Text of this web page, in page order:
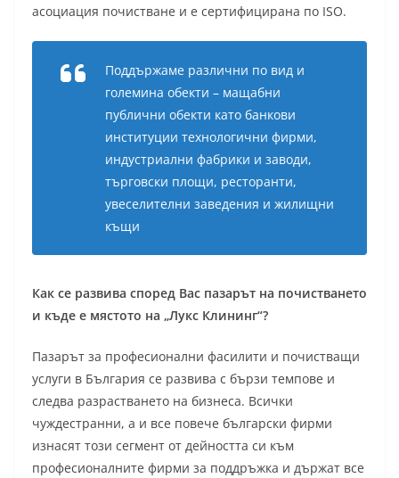
асоциация почистване и е сертифицирана по ISO.
Поддържаме различни по вид и
големина обекти – мащабни
публични обекти като банкови
институции технологични фирми,
индустриални фабрики и заводи,
търговски площи, ресторанти,
увеселителни заведения и жилищни
къщи
Как се развива според Вас пазарът на почистването
и къде е мястото на „Лукс Клининг“?
Пазарът за професионални фасилити и почистващи
услуги в България се развива с бързи темпове и
следва разрастването на бизнеса. Всички
чуждестранни, а и все повече български фирми
изнасят този сегмент от дейността си към
професионалните фирми за поддръжка и държат все